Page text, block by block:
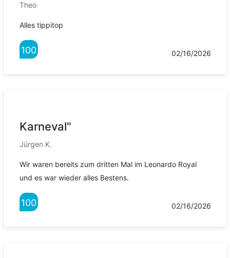
Theo
Alles tippitop
100 02/16/2026
Karneval"
Jürgen K.
Wir waren bereits zum dritten Mal im Leonardo Royal
und es war wieder alles Bestens.
100 02/16/2026